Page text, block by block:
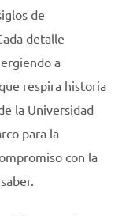
de
detalle
a
respira historia
la Universidad
para la
con la